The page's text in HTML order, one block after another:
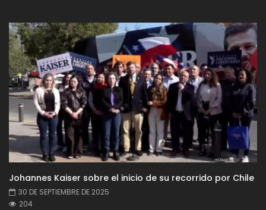
Johannes Kaiser sobre el inicio de su recorrido por Chile
30 DE SEPTIEMBRE DE 2025
204